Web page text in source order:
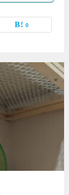
0